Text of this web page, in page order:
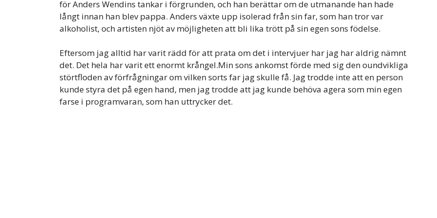
för Anders Wendins tankar i förgrunden, och han berättar om de utmanande han hade
långt innan han blev pappa. Anders växte upp isolerad från sin far, som han tror var
alkoholist, och artisten njöt av möjligheten att bli lika trött på sin egen sons födelse.
Eftersom jag alltid har varit rädd för att prata om det i intervjuer har jag har aldrig nämnt
det. Det hela har varit ett enormt krångel.Min sons ankomst förde med sig den oundvikliga
störtfloden av förfrågningar om vilken sorts far jag skulle få. Jag trodde inte att en person
kunde styra det på egen hand, men jag trodde att jag kunde behöva agera som min egen
farse i programvaran, som han uttrycker det.